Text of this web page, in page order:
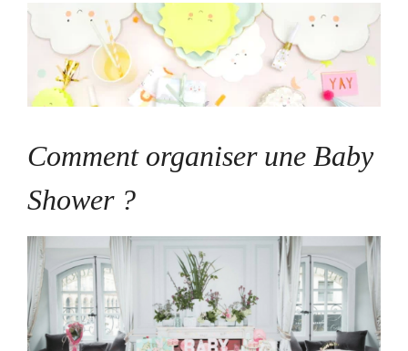
Comment organiser une Baby
Shower ?